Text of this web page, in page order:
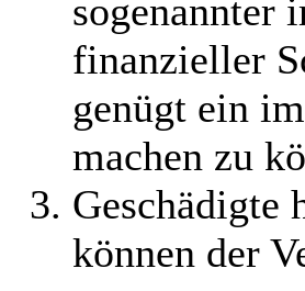
sogenannter
finanzieller
genügt ein
machen zu
Geschädigte
können der